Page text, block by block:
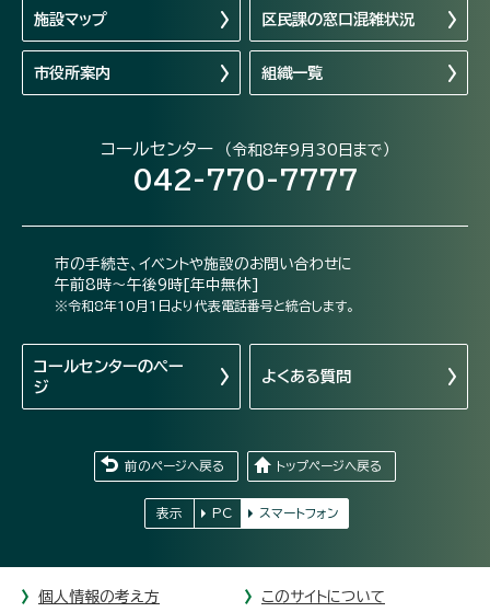
施設マップ 区民課の窓口混雑状況
市役所案内 組織一覧
コールセンター （令和8年9月30日まで）
042-770-7777
市の手続き、イベントや施設のお問い合わせに
午前8時～午後9時[年中無休]
※令和8年10月1日より代表電話番号と統合します。
コールセンターのペー
ジ
よくある質問
前のページへ戻る トップページへ戻る
表示 PC スマートフォン
個人情報の考え方 このサイトについて